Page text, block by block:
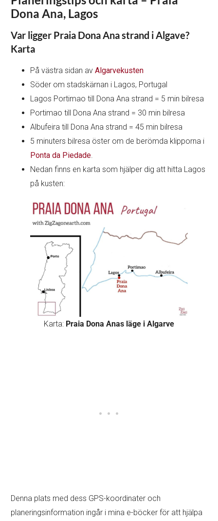
Dona Ana, Lagos
Var ligger Praia Dona Ana strand i Algave?
Karta
På västra sidan avAlgarvekusten
Söder om stadskärnan i Lagos, Portugal
Lagos Portimao till Dona Ana strand = 5 min bilresa
Portimao till Dona Ana strand = 30 min bilresa
Albufeira till Dona Ana strand = 45 min bilresa
5 minuters bilresa öster om de berömda klipporna i
Ponta da Piedade.
Nedan finns en karta som hjälper dig att hitta Lagos
på kusten:
Karta: Praia Dona Anas läge i Algarve
Denna plats med dess GPS-koordinater och
planeringsinformation ingår i mina e-böcker för att hjälpa